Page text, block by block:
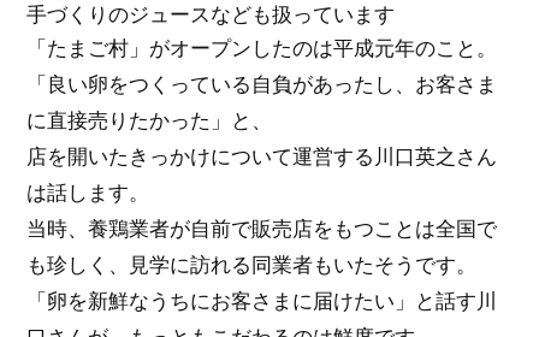
手づくりのジュースなども扱っています
「たまご村」がオープンしたのは平成元年のこと。
「良い卵をつくっている自負があったし、お客さま
に直接売りたかった」と、
店を開いたきっかけについて運営する川口英之さん
は話します。
当時、養鶏業者が自前で販売店をもつことは全国で
も珍しく、見学に訪れる同業者もいたそうです。
「卵を新鮮なうちにお客さまに届けたい」と話す川